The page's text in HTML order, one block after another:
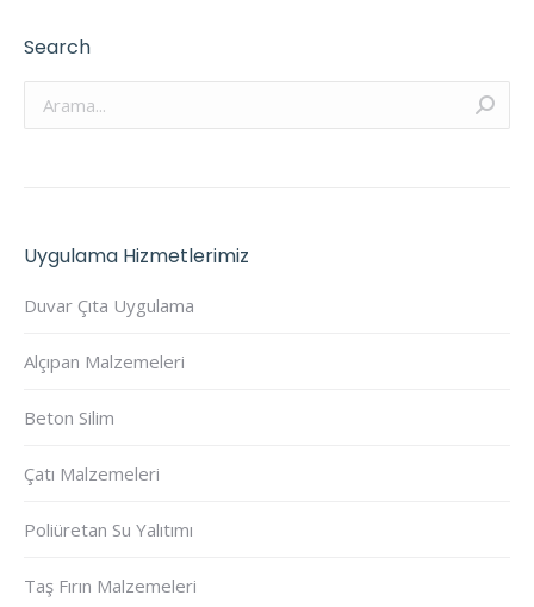
Search
Arama:
Uygulama Hizmetlerimiz
Duvar Çıta Uygulama
Alçıpan Malzemeleri
Beton Silim
Çatı Malzemeleri
Poliüretan Su Yalıtımı
Taş Fırın Malzemeleri